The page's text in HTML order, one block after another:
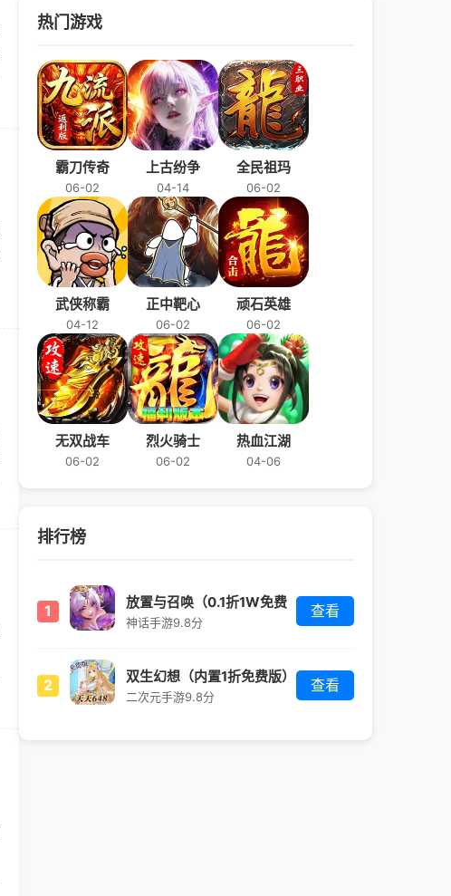
热门游戏
霸刀传奇
06-02
上古纷争
04-14
全民祖玛
06-02
武侠称霸
04-12
正中靶心
06-02
顽石英雄
06-02
无双战车
06-02
烈火骑士
06-02
热血江湖
04-06
排行榜
1
放置与召唤（0.1折1W免费
版）
神话手游9.8分
查看
2 双生幻想（内置1折免费版）
二次元手游9.8分
查看